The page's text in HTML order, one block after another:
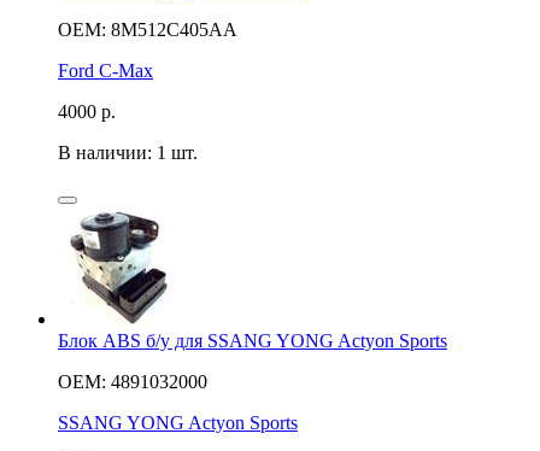
OEM: 8M512C405AA
Ford C-Max
4000 р.
В наличии: 1 шт.
Блок ABS б/у для SSANG YONG Actyon Sports
OEM: 4891032000
SSANG YONG Actyon Sports